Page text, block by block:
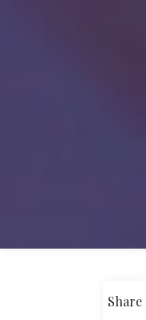
Share